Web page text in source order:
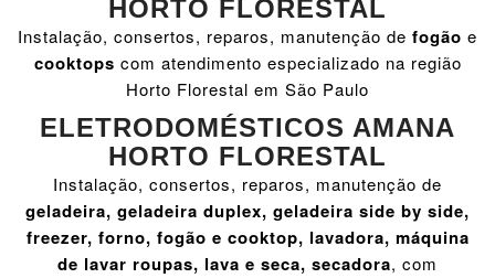
HORTO FLORESTAL
Instalação, consertos, reparos, manutenção de fogão e
cooktops com atendimento especializado na região
Horto Florestal em São Paulo
ELETRODOMÉSTICOS AMANA
HORTO FLORESTAL
Instalação, consertos, reparos, manutenção de
geladeira, geladeira duplex, geladeira side by side,
freezer, forno, fogão e cooktop, lavadora, máquina
de lavar roupas, lava e seca, secadora, com